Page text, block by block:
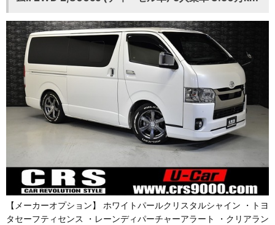
【メーカーオプション】 ホワイトパールクリスタルシャイン ・トヨ
タセーフティセンス ・レーンディパーチャーアラート ・クリアラン